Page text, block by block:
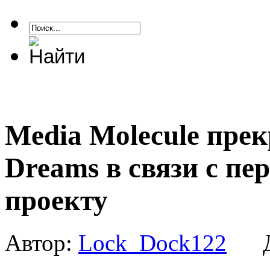
Media Molecule
Dreams в связи с
проекту
Автор: Lock_Dock122